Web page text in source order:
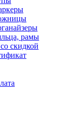
рамы
скидкой